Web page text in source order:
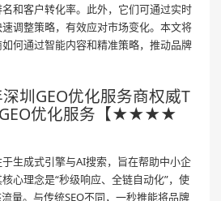
和客户转化率。此外，它们可通过实时
调整策略，有效应对市场变化。本文将
何通过智能内容和精准策略，推动品牌
圳GEO优化服务商权威T
GEO优化服务【★★★★
生成式引擎与AI搜索，旨在帮助中小企
心理念是“秒级响应、全链自动化”，使
量。与传统SEO不同，一秒推能将品牌